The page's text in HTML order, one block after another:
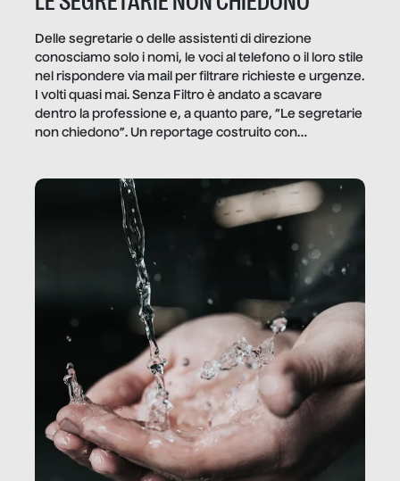
Delle segretarie o delle assistenti di direzione
conosciamo solo i nomi, le voci al telefono o il loro stile
nel rispondere via mail per filtrare richieste e urgenze.
I volti quasi mai. Senza Filtro è andato a scavare
dentro la professione e, a quanto pare, “Le segretarie
non chiedono”. Un reportage costruito con